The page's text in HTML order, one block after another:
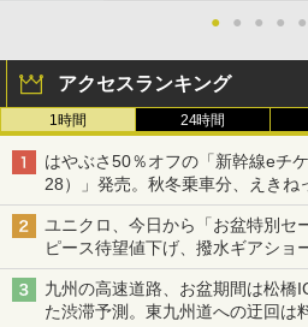
● ● ● ● ●
アクセスランキング
1時間 24時間
はやぶさ50％オフの「新幹線eチ
28）」発売。秋冬乗車分、えきね
ユニクロ、今日から「お盆特別セ
ピース待望値下げ、撥水ギアショ
九州の高速道路、お盆期間は松橋
た渋滞予測。東九州道への迂回は